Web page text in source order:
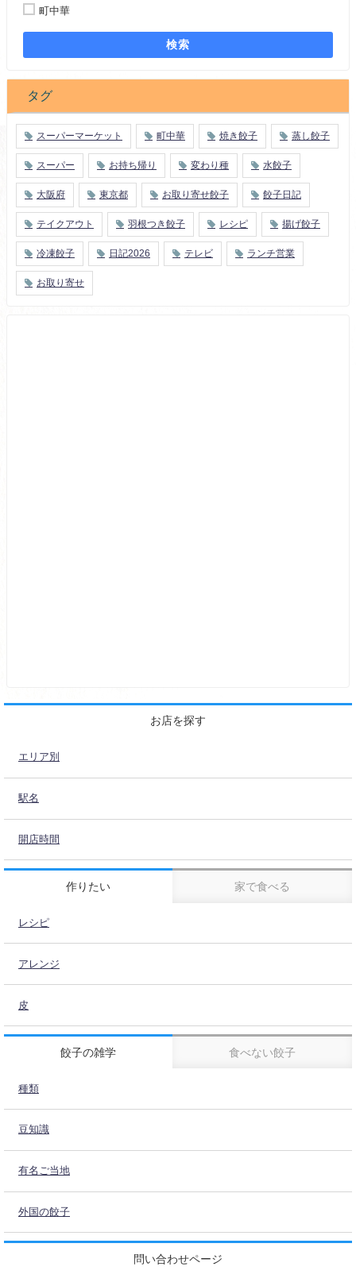
町中華
検索
タグ
スーパーマーケット 町中華 焼き餃子 蒸し餃子
スーパー お持ち帰り 変わり種 水餃子
大阪府 東京都 お取り寄せ餃子 餃子日記
テイクアウト 羽根つき餃子 レシピ 揚げ餃子
冷凍餃子 日記2026 テレビ ランチ営業
お取り寄せ
お店を探す
エリア別
駅名
開店時間
作りたい 家で食べる
レシピ
アレンジ
皮
餃子の雑学 食べない餃子
種類
豆知識
有名ご当地
外国の餃子
問い合わせページ